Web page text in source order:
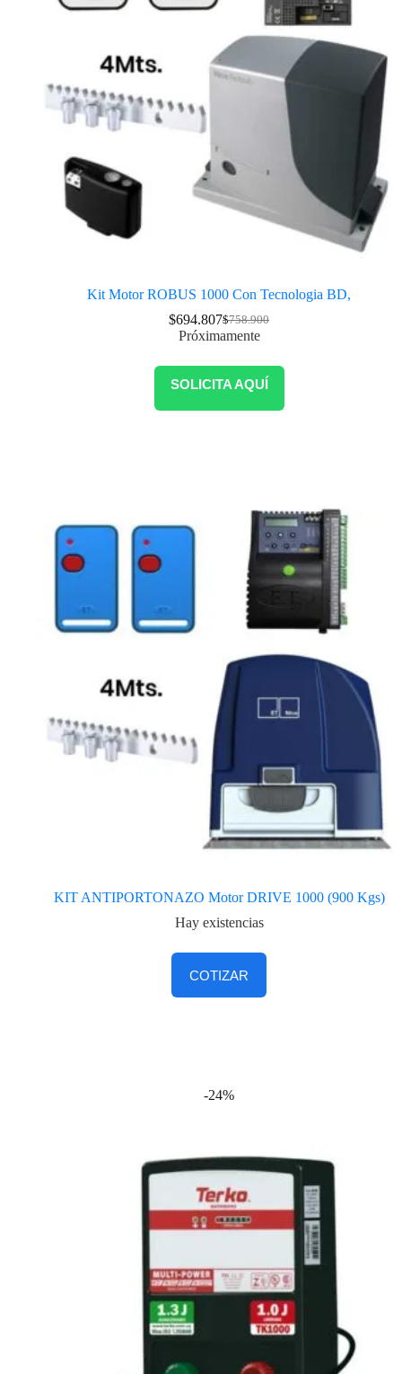
Kit Motor ROBUS 1000 Con Tecnologia BD,
$758.900
$694.807
Próximamente
SOLICITA AQUÍ
KIT ANTIPORTONAZO Motor DRIVE 1000 (900 Kgs)
Hay existencias
COTIZAR
-24%